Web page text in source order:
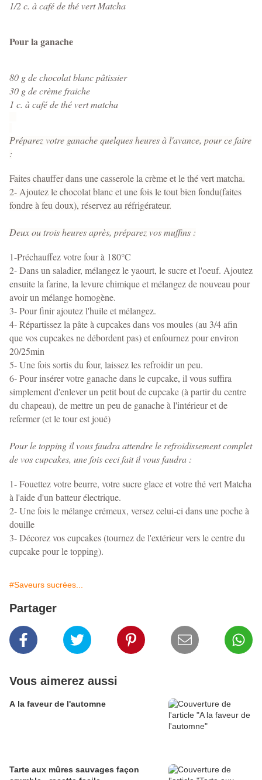
1/2 c. à café de thé vert Matcha
Pour la ganache
80 g de chocolat blanc pâtissier
30 g de crème fraiche
1 c. à café de thé vert matcha
Préparez votre ganache quelques heures à l'avance, pour ce faire
:
Faites chauffer dans une casserole la crème et le thé vert matcha.
2- Ajoutez le chocolat blanc et une fois le tout bien fondu(faites
fondre à feu doux), réservez au réfrigérateur.
Deux ou trois heures après, préparez vos muffins :
1-Préchauffez votre four à 180°C
2- Dans un saladier, mélangez le yaourt, le sucre et l'oeuf. Ajoutez
ensuite la farine, la levure chimique et mélangez de nouveau pour
avoir un mélange homogène.
3- Pour finir ajoutez l'huile et mélangez.
4- Répartissez la pâte à cupcakes dans vos moules (au 3/4 afin
que vos cupcakes ne débordent pas) et enfournez pour environ
20/25min
5- Une fois sortis du four, laissez les refroidir un peu.
6- Pour insérer votre ganache dans le cupcake, il vous suffira
simplement d'enlever un petit bout de cupcake (à partir du centre
du chapeau), de mettre un peu de ganache à l'intérieur et de
refermer (et le tour est joué)
Pour le topping il vous faudra attendre le refroidissement complet
de vos cupcakes, une fois ceci fait il vous faudra :
1- Fouettez votre beurre, votre sucre glace et votre thé vert Matcha
à l'aide d'un batteur électrique.
2- Une fois le mélange crémeux, versez celui-ci dans une poche à
douille
3- Décorez vos cupcakes (tournez de l'extérieur vers le centre du
cupcake pour le topping).
#Saveurs sucrées...
Partager
Vous aimerez aussi
A la faveur de l'automne
Tarte aux mûres sauvages façon